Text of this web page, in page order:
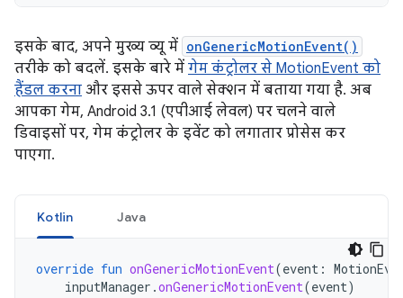
इसके बाद, अपने मुख्य व्यू में onGenericMotionEvent()
तरीके को बदलें. इसके बारे में गेम कंट्रोलर से MotionEvent को
हैंडल करना और इससे ऊपर वाले सेक्शन में बताया गया है. अब
आपका गेम, Android 3.1 (एपीआई लेवल) पर चलने वाले
डिवाइसों पर, गेम कंट्रोलर के इवेंट को लगातार प्रोसेस कर
पाएगा.
Kotlin Java
override fun onGenericMotionEvent(event :
inputManager .onGenericMotionEvent(event)